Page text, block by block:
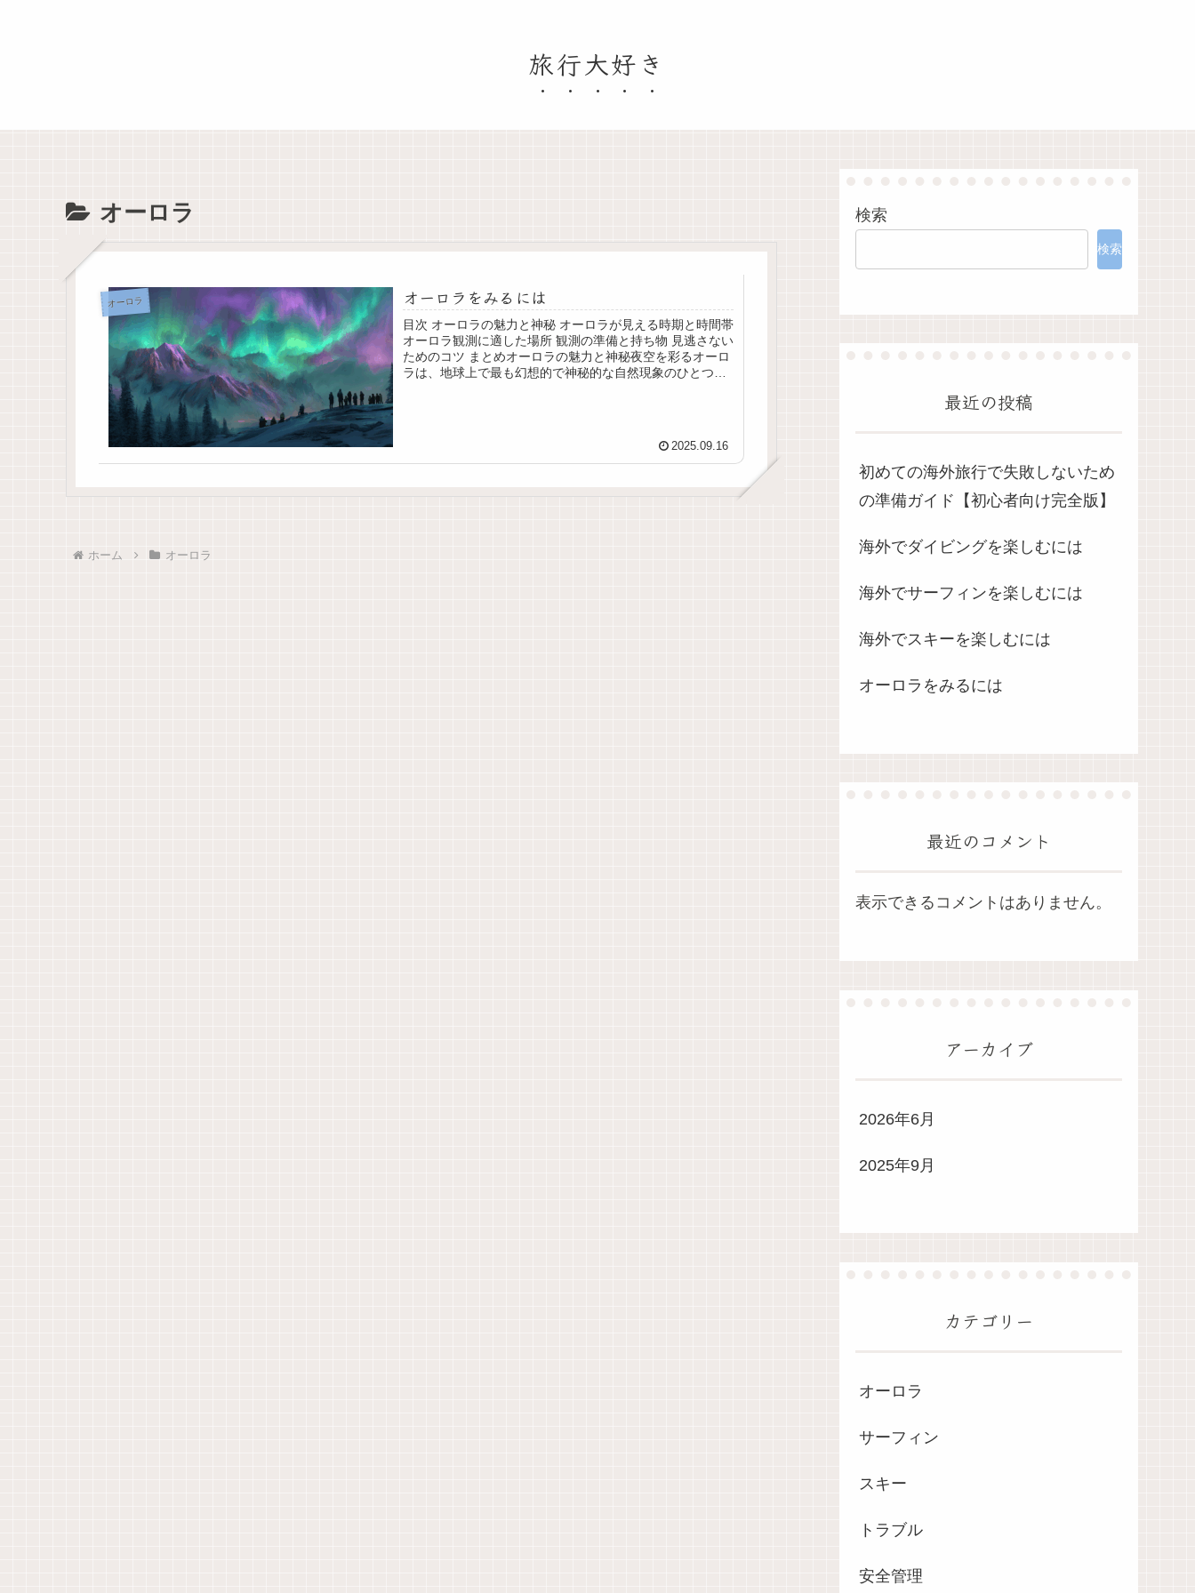
旅行大好き
オーロラ
オーロラ オーロラをみるには
目次 オーロラの魅力と神秘 オーロラが見える時期と時間帯
オーロラ観測に適した場所 観測の準備と持ち物 見逃さない
ためのコツ まとめオーロラの魅力と神秘夜空を彩るオーロ
ラは、地球上で最も幻想的で神秘的な自然現象のひとつで
2025.09.16
ホーム オーロラ
検索
検索
最近の投稿
初めての海外旅行で失敗しないため
の準備ガイド【初心者向け完全版】
海外でダイビングを楽しむには
海外でサーフィンを楽しむには
海外でスキーを楽しむには
オーロラをみるには
最近のコメント
表示できるコメントはありません。
アーカイブ
2026年6月
2025年9月
カテゴリー
オーロラ
サーフィン
スキー
トラブル
安全管理